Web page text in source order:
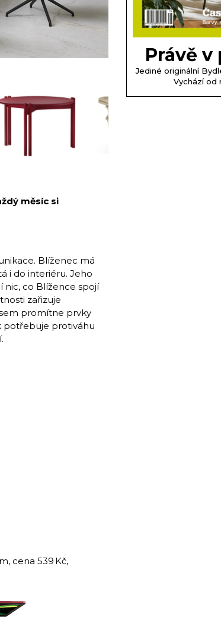
měsíc si
Blíženec má
i do interiéru. Jeho
nic, co Blížence spojí
zařizuje
promítne prvky
potřebuje protiváhu
cena 539 Kč,
Právě
Jediné originální
Vychází od